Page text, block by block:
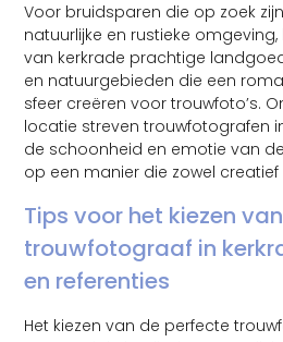
Voor bruidsparen die op zoek
natuurlijke en rustieke
van kerkrade prachtige
en natuurgebieden die een
sfeer creëren voor trouwfoto’s.
locatie streven trouwfotografen
de schoonheid en emotie van
op een manier die zowel creatief
Tips voor het kiezen
trouwfotograaf in
en referenties
Het kiezen van de perfecte